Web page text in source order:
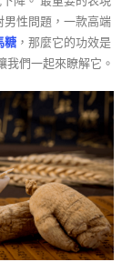
性問題，一款高端
糖 ，那麼它的功效是
我們一起來瞭解它。